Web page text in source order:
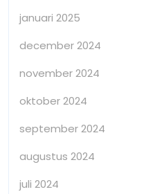
januari 2025
december 2024
november 2024
oktober 2024
september 2024
augustus 2024
juli 2024